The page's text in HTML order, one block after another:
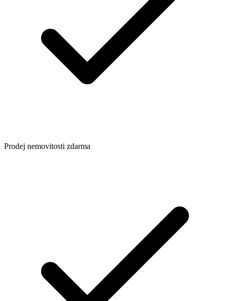
Prodej nemovitosti zdarma